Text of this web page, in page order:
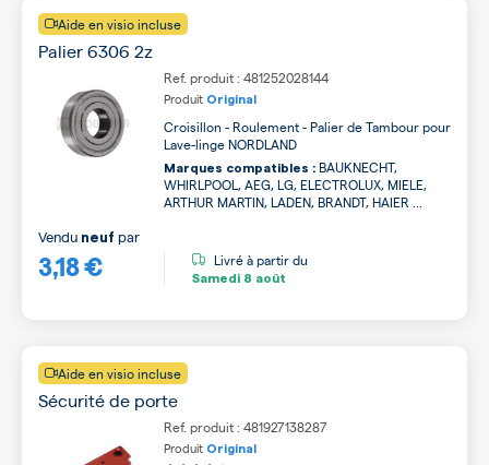
Aide en visio incluse
Palier 6306 2z
Ref. produit : 481252028144
Produit Original
Croisillon - Roulement - Palier de Tambour pour
Lave-linge NORDLAND
Marques compatibles : BAUKNECHT,
WHIRLPOOL, AEG, LG, ELECTROLUX, MIELE,
ARTHUR MARTIN, LADEN, BRANDT, HAIER ...
3,18 €
Vendu neuf par
Livré à partir du
Samedi 8 août
Aide en visio incluse
Sécurité de porte
Ref. produit : 481927138287
Produit Original